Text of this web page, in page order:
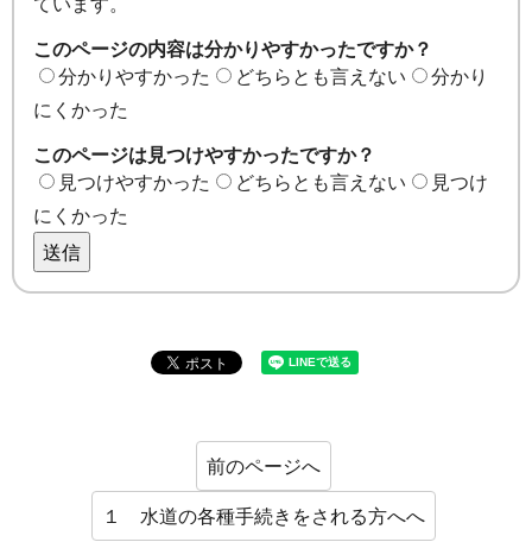
このページの内容は分かりやすかったですか？
分かりやすかった
どちらとも言えない
分かり
にくかった
このページは見つけやすかったですか？
見つけやすかった
どちらとも言えない
見つけ
にくかった
送信
前のページへ
１ 水道の各種手続きをされる方へへ